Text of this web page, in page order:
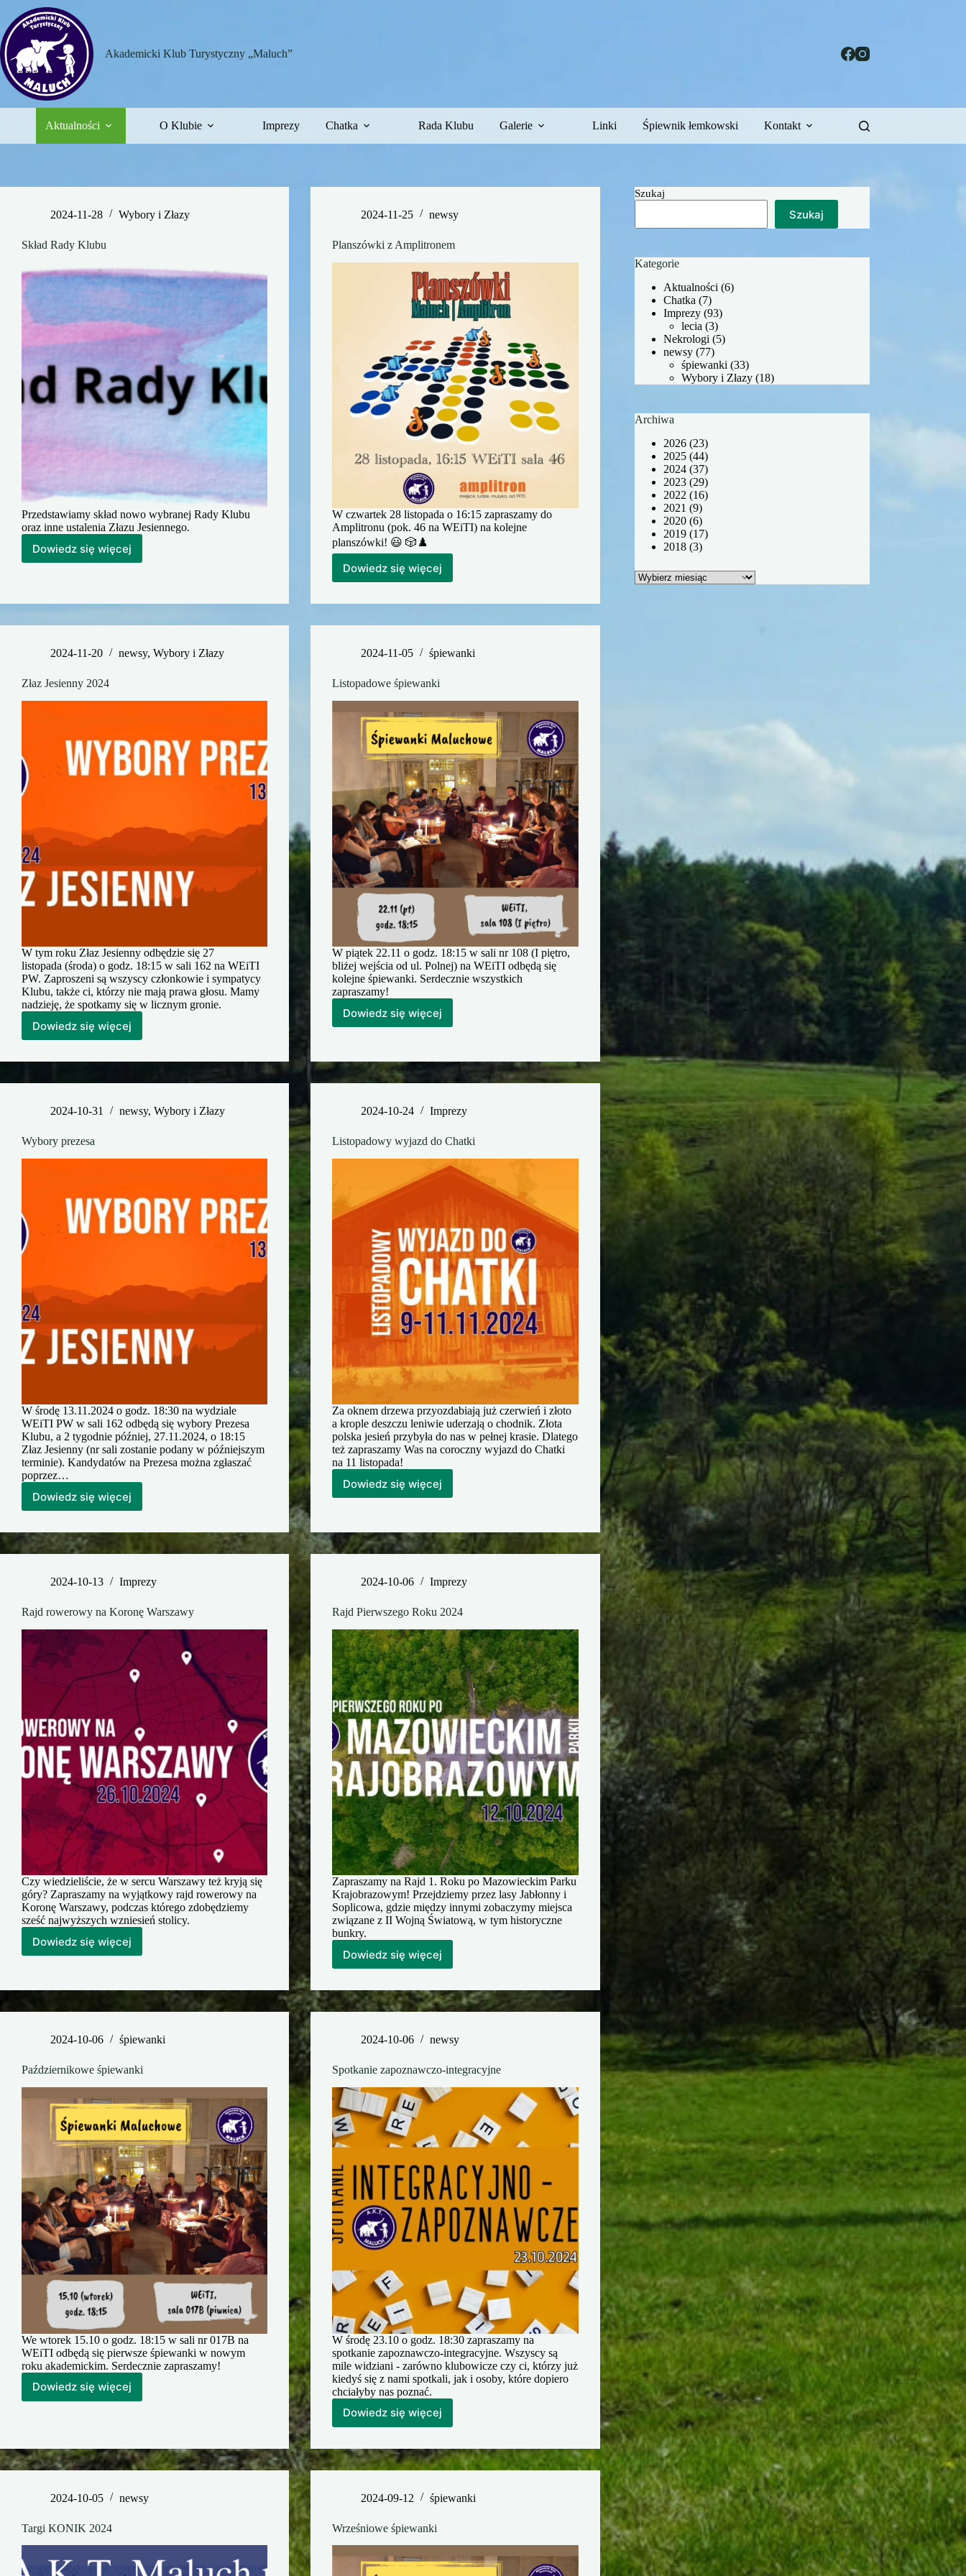
treści
Akademicki Klub Turystyczny „Maluch”
Aktualności O Klubie Imprezy Chatka Rada Klubu Galerie Linki Śpiewnik łemkowski Kontakt
2024-11-28 Wybory i Złazy
Skład Rady Klubu
Przedstawiamy skład nowo wybranej Rady Klubu
oraz inne ustalenia Złazu Jesiennego.
Dowiedz się więcej
Skład
2024-11-25 newsy
Planszówki z Amplitronem
W czwartek 28 listopada o 16:15 zapraszamy do
Amplitronu (pok. 46 na WEiTI) na kolejne
planszówki! 😃 🎲♟️
Dowiedz się więcej
Planszówki
Amplitronem
2024-11-20 newsy, Wybory i Złazy
Złaz Jesienny 2024
W tym roku Złaz Jesienny odbędzie się 27
listopada (środa) o godz. 18:15 w sali 162 na WEiTI
PW. Zaproszeni są wszyscy członkowie i sympatycy
Klubu, także ci, którzy nie mają prawa głosu. Mamy
nadzieję, że spotkamy się w licznym gronie.
Dowiedz się więcej
Złaz
2024
2024-11-05 śpiewanki
Listopadowe śpiewanki
W piątek 22.11 o godz. 18:15 w sali nr 108 (I piętro,
bliżej wejścia od ul. Polnej) na WEiTI odbędą się
kolejne śpiewanki. Serdecznie wszystkich
zapraszamy!
Dowiedz się więcej
Listopadowe
2024-10-31 newsy, Wybory i Złazy
Wybory prezesa
W środę 13.11.2024 o godz. 18:30 na wydziale
WEiTI PW w sali 162 odbędą się wybory Prezesa
Klubu, a 2 tygodnie później, 27.11.2024, o 18:15
Złaz Jesienny (nr sali zostanie podany w późniejszym
terminie). Kandydatów na Prezesa można zgłaszać
poprzez…
Dowiedz się więcej
Wybory
2024-10-24 Imprezy
Listopadowy wyjazd do Chatki
Za oknem drzewa przyozdabiają już czerwień i złoto
a krople deszczu leniwie uderzają o chodnik. Złota
polska jesień przybyła do nas w pełnej krasie. Dlatego
też zapraszamy Was na coroczny wyjazd do Chatki
na 11 listopada!
Dowiedz się więcej
Listopadowy
Chatki
2024-10-13 Imprezy
Rajd rowerowy na Koronę Warszawy
Czy wiedzieliście, że w sercu Warszawy też kryją się
góry? Zapraszamy na wyjątkowy rajd rowerowy na
Koronę Warszawy, podczas którego zdobędziemy
sześć najwyższych wzniesień stolicy.
Dowiedz się więcej
Rajd
Koronę
2024-10-06 Imprezy
Rajd Pierwszego Roku 2024
Zapraszamy na Rajd 1. Roku po Mazowieckim Parku
Krajobrazowym! Przejdziemy przez lasy Jabłonny i
Soplicowa, gdzie między innymi zobaczymy miejsca
związane z II Wojną Światową, w tym historyczne
bunkry.
Dowiedz się więcej
Rajd
Roku
2024
2024-10-06 śpiewanki
Październikowe śpiewanki
We wtorek 15.10 o godz. 18:15 w sali nr 017B na
WEiTI odbędą się pierwsze śpiewanki w nowym
roku akademickim. Serdecznie zapraszamy!
Dowiedz się więcej
Październikowe
śpiewanki
2024-10-06 newsy
Spotkanie zapoznawczo-integracyjne
W środę 23.10 o godz. 18:30 zapraszamy na
spotkanie zapoznawczo-integracyjne. Wszyscy są
mile widziani - zarówno klubowicze czy ci, którzy już
kiedyś się z nami spotkali, jak i osoby, które dopiero
chciałyby nas poznać.
Dowiedz się więcej
Spotkanie
zapoznawczo-
integracyjne
2024-10-05 newsy
Targi KONIK 2024
2024-09-12 śpiewanki
Wrześniowe śpiewanki
Szukaj
Szukaj
Kategorie
Aktualności (6)
Chatka (7)
Imprezy (93)
lecia (3)
Nekrologi (5)
newsy (77)
śpiewanki (33)
Wybory i Złazy (18)
Archiwa
2026 (23)
2025 (44)
2024 (37)
2023 (29)
2022 (16)
2021 (9)
2020 (6)
2019 (17)
2018 (3)
Archiwa